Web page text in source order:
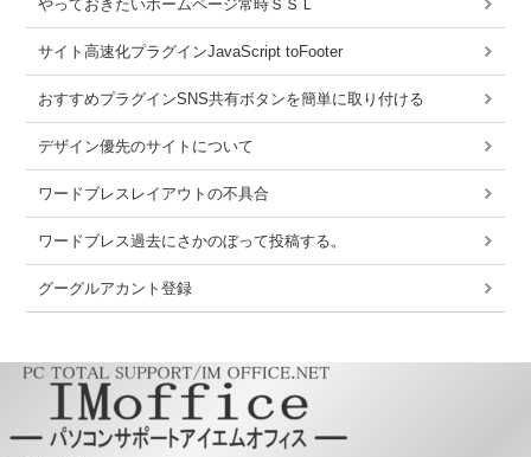
やっておきたいホームページ常時ＳＳＬ
サイト高速化プラグインJavaScript toFooter
おすすめプラグインSNS共有ボタンを簡単に取り付ける
デザイン優先のサイトについて
ワードブレスレイアウトの不具合
ワードブレス過去にさかのぼって投稿する。
グーグルアカント登録